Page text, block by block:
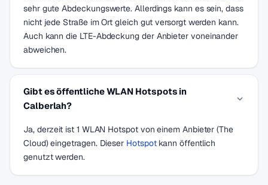
sehr gute Abdeckungswerte. Allerdings kann es sein, dass
nicht jede Straße im Ort gleich gut versorgt werden kann.
Auch kann die LTE-Abdeckung der Anbieter voneinander
abweichen.
Gibt es öffentliche WLAN Hotspots in
Calberlah?
Ja, derzeit ist 1 WLAN Hotspot von einem Anbieter (The
Cloud) eingetragen. Dieser Hotspotkann öffentlich
genutzt werden.